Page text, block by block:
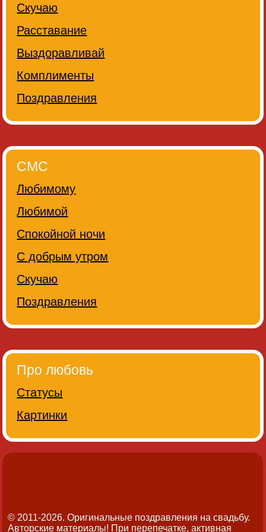
Скучаю
Расставание
Выздоравливай
Комплименты
Поздравления
СМС
Любимому
Любимой
Спокойной ночи
С добрым утром
Скучаю
Поздравления
Про любовь
Статусы
Картинки
© 2011-2026. Оригинальные поздравления на свадьбу.
Авторские материалы! При перепечатке, активная